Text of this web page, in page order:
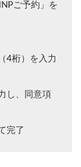
ご予約」を
4桁）を入力
し、同意項
完了